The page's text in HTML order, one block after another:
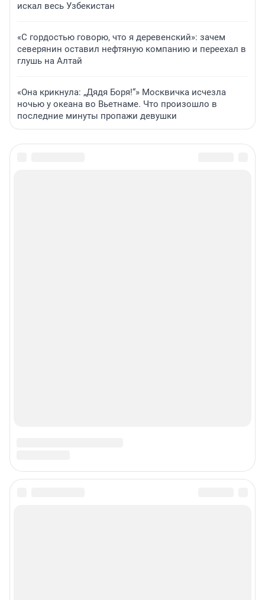
искал весь Узбекистан
«С гордостью говорю, что я деревенский»: зачем
северянин оставил нефтяную компанию и переехал в
глушь на Алтай
«Она крикнула: „Дядя Боря!“» Москвичка исчезла
ночью у океана во Вьетнаме. Что произошло в
последние минуты пропажи девушки